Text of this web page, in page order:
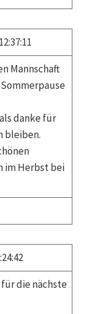
Mannschaft
danke für
bleiben.
im Herbst bei
die nächste